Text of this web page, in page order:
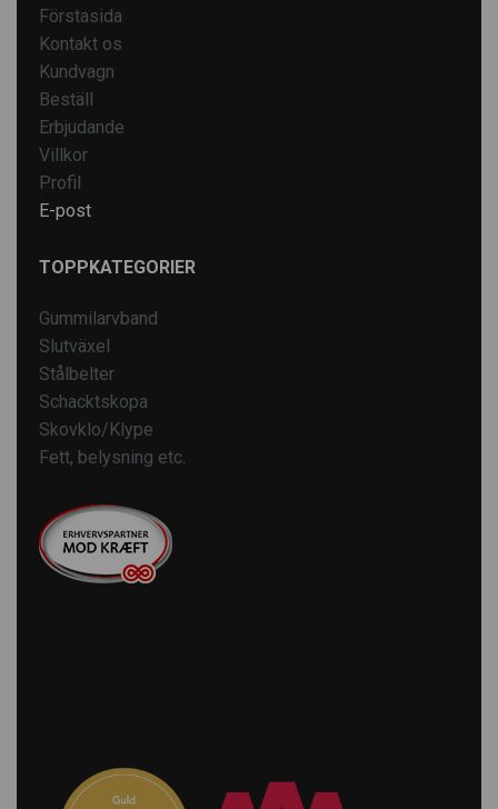
Förstasida
Kontakt os
Kundvagn
Beställ
Erbjudande
Villkor
Profil
E-post
TOPPKATEGORIER
Gummilarvband
Slutväxel
Stålbelter
Schacktskopa
Skovklo/Klype
Fett, belysning etc.